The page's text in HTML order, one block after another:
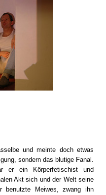
und meinte doch etwas
sondern das blutige Fanal.
er ein Körperfetischist und
Akt sich und der Welt seine
benutzte Meiwes, zwang ihn